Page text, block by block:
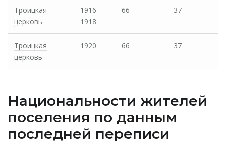
Троицкая
церковь
1916-
1918
66 37
Троицкая
церковь
1920 66 37
Национальности жителей
поселения по данным
последней переписи